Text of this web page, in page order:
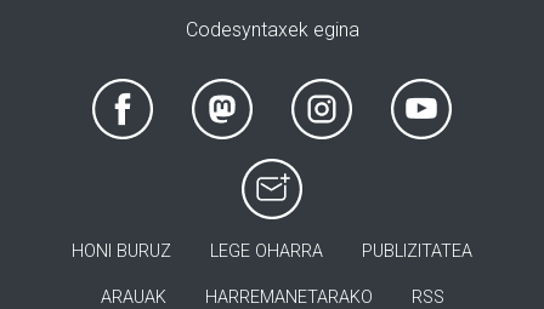
Codesyntaxek egina
HONI BURUZ LEGE OHARRA PUBLIZITATEA
ARAUAK HARREMANETARAKO RSS